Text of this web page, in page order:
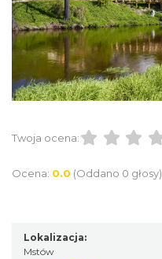
Twoja ocena:
Ocena: 0.0 (Oddano 0 głosy)
Lokalizacja:
Mstów